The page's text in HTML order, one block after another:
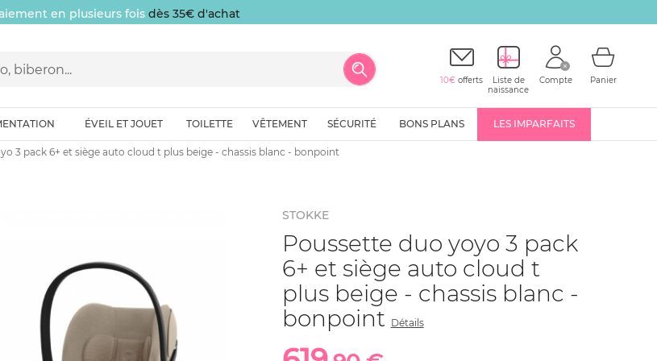
en plusieurs fois dès 35€ d'achat
10€ offerts
Liste de
naissance
Compte Panier
ÉVEIL ET JOUET TOILETTE VÊTEMENT SÉCURITÉ BONS PLANS LES IMPARFAITS
3 pack 6+ et siège auto cloud t plus beige - chassis blanc - bonpoint
STOKKE
Poussette duo yoyo 3 pack
6+ et siège auto cloud t
plus beige - chassis blanc -
bonpoint Détails